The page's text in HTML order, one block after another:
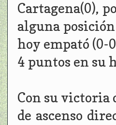
Cartagena(0),
alguna
hoy empató (0-
4 puntos en su
Con su victoria
de ascenso